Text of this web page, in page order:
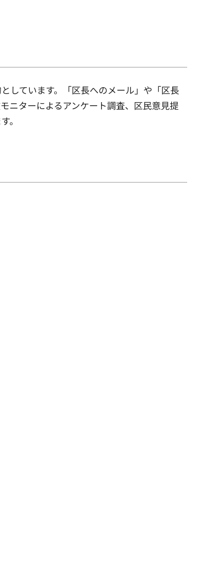
しています。「区長へのメール」や「区長
ニターによるアンケート調査、区民意見提
。